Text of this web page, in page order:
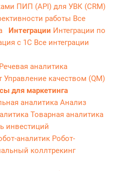
ПИП (API) для УВК (CRM)
работы Все
Интеграции Интеграции по
с 1С Все интеграции
Речевая аналитика
Управление качеством (QM)
для маркетинга
аналитика Анализ
Товарная аналитика
инвестиций
аналитик Робот-
коллтрекинг